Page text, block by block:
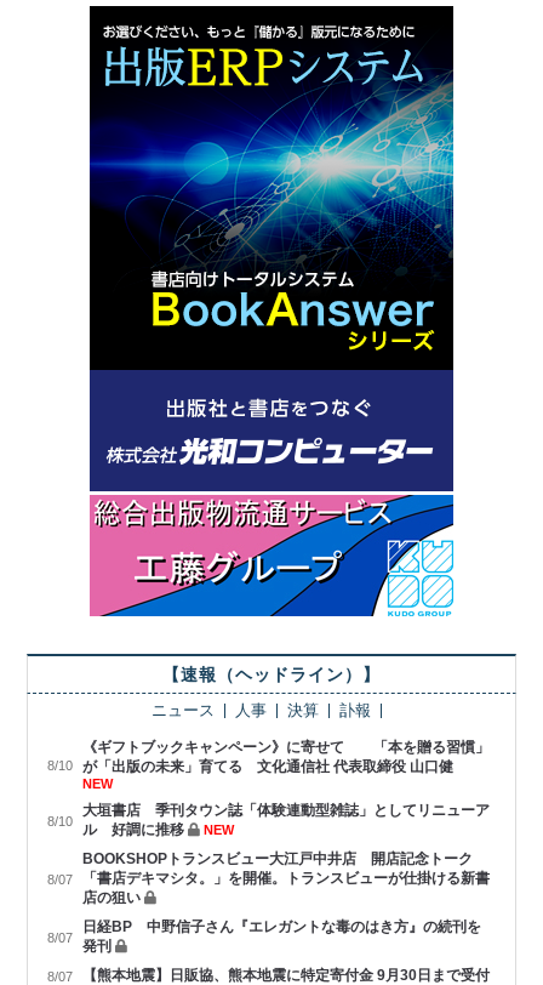
【速報（ヘッドライン）】
ニュース 人事 決算 訃報
8/10
《ギフトブックキャンペーン》に寄せて 「本を贈る習慣」
が「出版の未来」育てる 文化通信社 代表取締役 山口健
NEW
8/10
大垣書店 季刊タウン誌「体験連動型雑誌」としてリニューア
ル 好調に推移
NEW
8/07
BOOKSHOPトランスビュー大江戸中井店 開店記念トーク
「書店デキマシタ。」を開催。トランスビューが仕掛ける新書
店の狙い
8/07
日経BP 中野信子さん『エレガントな毒のはき方』の続刊を
発刊
8/07 【熊本地震】日販協、熊本地震に特定寄付金 9月30日まで受付